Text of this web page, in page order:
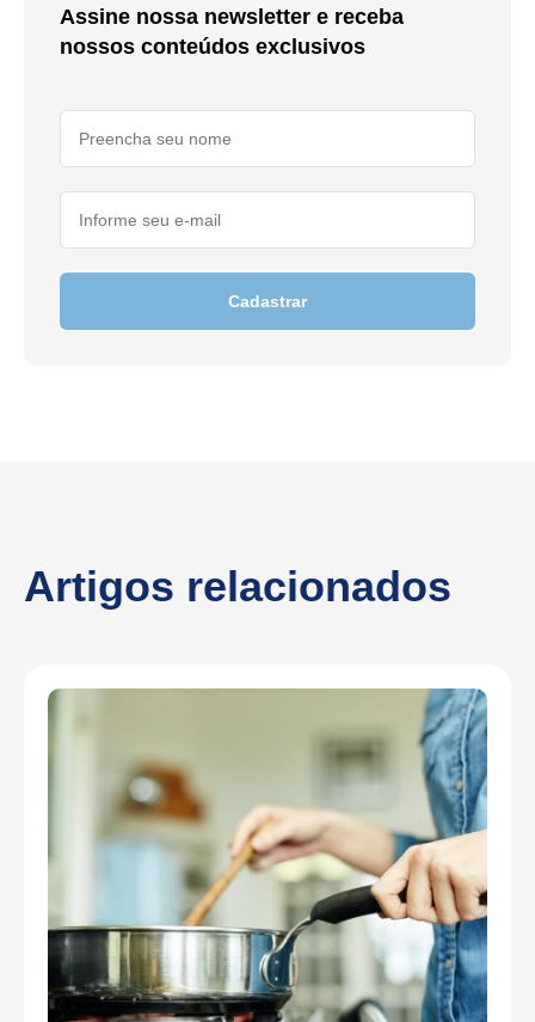
Assine nossa newsletter e receba
nossos conteúdos exclusivos
Cadastrar
Artigos relacionados